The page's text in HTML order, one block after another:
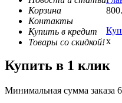
Корзина
Контакты
Купить в кредит
Товары со скидкой!x
Купить в 1 клик
Минимальная сумма заказа